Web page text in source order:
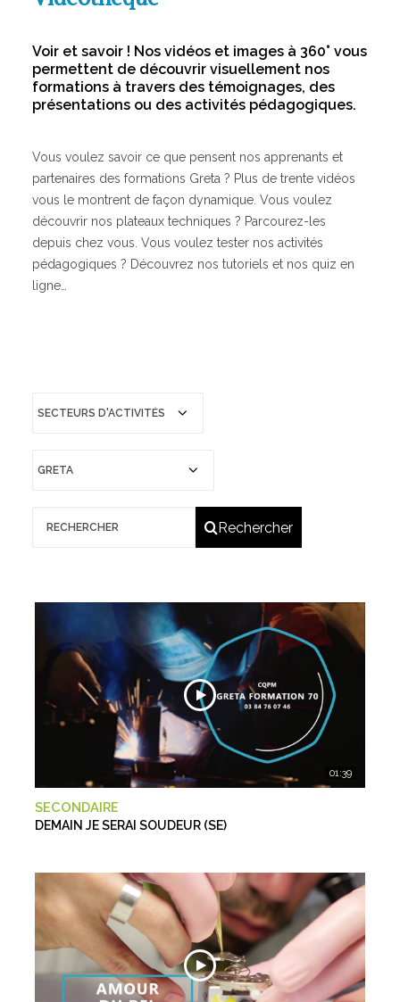
GRETA
GRETA-CFA Haute-Saône & Nord Franche-Comté
PROCHAINES FORMATIONS
Pré-inscription aux formations en Franche-Comté
GRETA-CFA de Besançon
GRETA-CFA du Haut-Doubs
Voir et savoir ! Nos vidéos et images à 360° vous
permettent de découvrir visuellement nos
formations à travers des témoignages, des
présentations ou des activités pédagogiques.
Vous voulez savoir ce que pensent nos apprenants et
partenaires des formations Greta ? Plus de trente vidéos
vous le montrent de façon dynamique. Vous voulez
découvrir nos plateaux techniques ? Parcourez-les
depuis chez vous. Vous voulez tester nos activités
pédagogiques ? Découvrez nos tutoriels et nos quiz en
ligne…
Rechercher
01:39
SECONDAIRE
DEMAIN JE SERAI SOUDEUR (SE)